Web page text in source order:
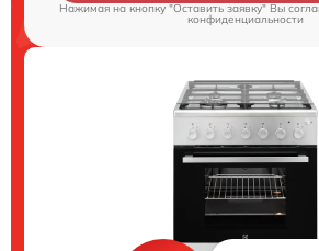
Нажимая на кнопку "Оставить заявку" Вы
конфиденциальности